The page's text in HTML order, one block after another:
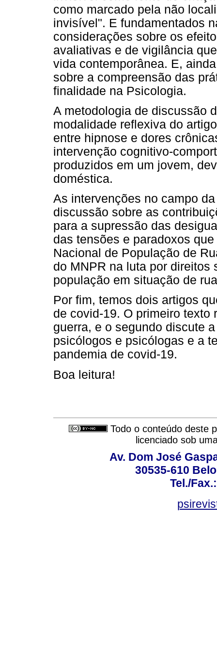
como marcado pela não
invisível". E fundamentados
considerações sobre os
avaliativas e de vigilância
vida contemporânea. E,
sobre a compreensão das
finalidade na Psicologia.
A metodologia de discussão
modalidade reflexiva do
entre hipnose e dores
intervenção cognitivo-
produzidos em um jovem,
doméstica.
As intervenções no campo
discussão sobre as
para a supressão das
das tensões e paradoxos
Nacional de População de
do MNPR na luta por
população em situação de
Por fim, temos dois artigos
de covid-19. O primeiro texto
guerra, e o segundo discute
psicólogos e psicólogas e a
pandemia de covid-19.
Boa leitura!
Todo o conteúdo deste
licenciado sob
Av. Dom José
30535-610
Tel./